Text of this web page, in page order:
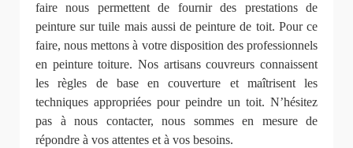
faire nous permettent de fournir des prestations de
peinture sur tuile mais aussi de peinture de toit. Pour ce
faire, nous mettons à votre disposition des professionnels
en peinture toiture. Nos artisans couvreurs connaissent
les règles de base en couverture et maîtrisent les
techniques appropriées pour peindre un toit. N’hésitez
pas à nous contacter, nous sommes en mesure de
répondre à vos attentes et à vos besoins.